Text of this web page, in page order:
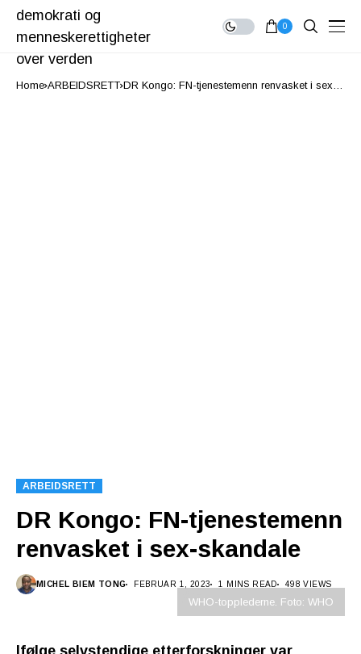
0
Home ARBEIDSRETT DR Kongo: FN-tjenestemenn renvasket i sex-
ARBEIDSRETT
DR Kongo: FN-tjenestemenn
renvasket i sex-skandale
MICHEL BIEM TONG FEBRUAR 1, 2023 1 MINS READ 498 VIEWS
WHO-topplederne. Foto: WHO
Ifølge selvstendige etterforskninger var